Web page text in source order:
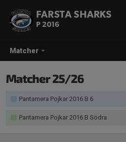
Matcher
FARSTA SHARKS
P 2016
Matcher 25/26
Pantamera Pojkar 2016 B 6
Pantamera Pojkar 2016 B Södra